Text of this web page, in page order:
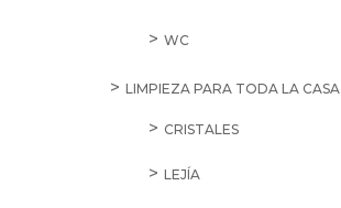
WC
LIMPIEZA PARA TODA LA CASA
CRISTALES
LEJÍA